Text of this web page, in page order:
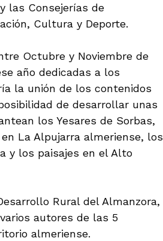
las Consejerías de
Cultura y Deporte.
Octubre y Noviembre de
año dedicadas a los
la unión de los contenidos
de desarrollar unas
los Yesares de Sorbas,
La Alpujarra almeriense, los
y los paisajes en el Alto
Rural del Almanzora,
autores de las 5
almeriense.